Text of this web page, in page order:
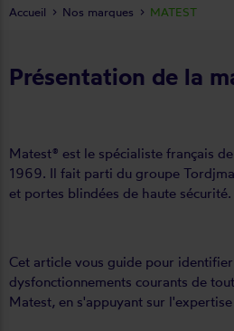
Présentation de la
Matest® est le spécialiste français
1969. Il fait parti du groupe
et portes blindées de haute sécurité.
Cet article vous guide pour
dysfonctionnements courants de
Matest, en s'appuyant sur
Accueil Nos marques MATEST